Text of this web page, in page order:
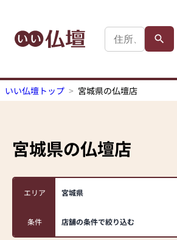
いい仏壇トップ 宮城県の仏壇店
宮城県の仏壇店
エリア 宮城県
条件 店舗の条件で絞り込む